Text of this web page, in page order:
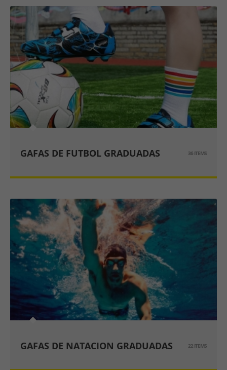
GAFAS DE FUTBOL GRADUADAS 36 ITEMS
GAFAS DE NATACION GRADUADAS 22 ITEMS